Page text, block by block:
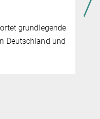
grundlegende
Deutschland und